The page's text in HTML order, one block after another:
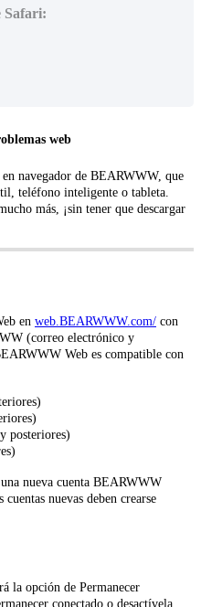
Safari:
web
navegador de BEARWWW, que
teléfono inteligente o tableta.
más, ¡sin tener que descargar
en web.BEARWWW.com/ con
(correo electrónico y
Web es compatible con
posteriores)
nueva cuenta BEARWWW
nuevas deben crearse
la opción de Permanecer
conectado o desactívela